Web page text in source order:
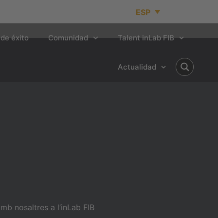
ESP
éxito Comunidad Talent inLab FIB
Actualidad
nosaltres a l’inLab FIB